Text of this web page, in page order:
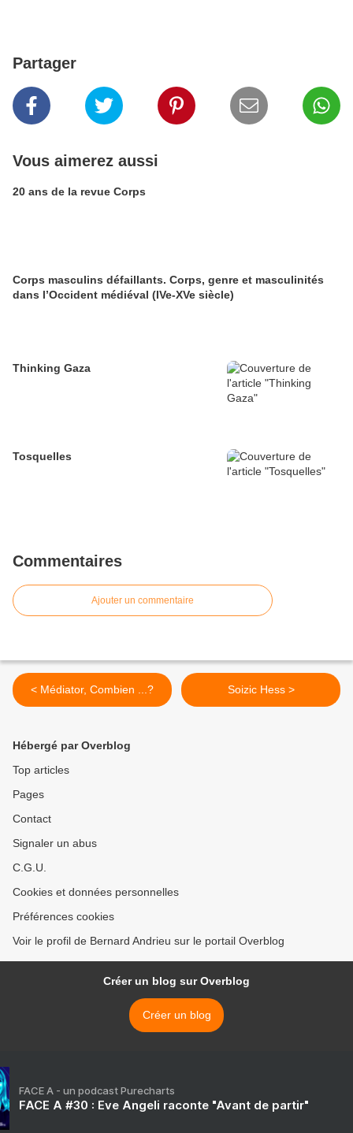
Partager
Vous aimerez aussi
20 ans de la revue Corps
Corps masculins défaillants. Corps, genre et masculinités
dans l’Occident médiéval (IVe-XVe siècle)
Thinking Gaza
Tosquelles
Commentaires
Ajouter un commentaire
< Médiator, Combien ...? Soizic Hess >
Hébergé par Overblog
Top articles
Pages
Contact
Signaler un abus
C.G.U.
Cookies et données personnelles
Préférences cookies
Voir le profil de Bernard Andrieu sur le portail Overblog
Créer un blog sur Overblog
Créer un blog
FACE A - un podcast Purecharts
FACE A #30 : Eve Angeli raconte "Avant de partir"